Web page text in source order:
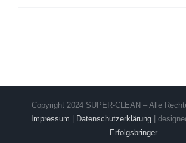
Copyright 2024 SUPER-CLEAN – Alle
Impressum
Datenschutzerklärung|
Erfolgsbringer